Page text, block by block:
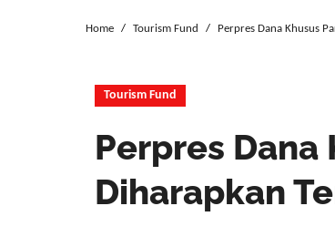
Home Tourism Fund Perpres Dana Khusus
Tourism Fund
Perpres Dana
Diharapkan